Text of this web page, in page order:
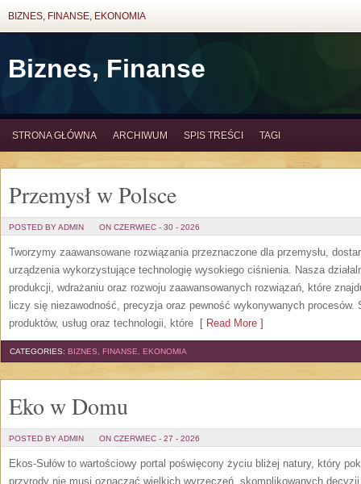
BIZNES, FINANSE, EKONOMIA
Biznes, Finanse
STRONA GŁÓWNA ARCHIWUM SPIS TREŚCI TAGI
Przemysł w Polsce
POSTED BY ADMIN ON CZERWIEC - 30 - 2026
Tworzymy zaawansowane rozwiązania przeznaczone dla przemysłu,
urządzenia wykorzystujące technologię wysokiego ciśnienia. Nasza
produkcji, wdrażaniu oraz rozwoju zaawansowanych rozwiązań, które
liczy się niezawodność, precyzja oraz pewność wykonywanych procesów.
produktów, usług oraz technologii, które [ Read More ]
CATEGORIES: BIZNES, FINANSE, EKONOMIA
Eko w Domu
POSTED BY ADMIN ON CZERWIEC - 27 - 2026
Ekos-Sułów to wartościowy portal poświęcony życiu bliżej natury, który
przyrody nie musi oznaczać wielkich wyrzeczeń, skomplikowanych